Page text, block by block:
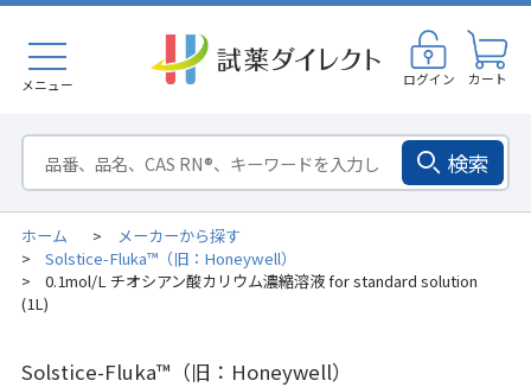
メニュー ログイン カート
検索
ホーム > メーカーから探す
> Solstice-Fluka™（旧：Honeywell）
>
0.1mol/L チオシアン酸カリウム濃縮溶液 for standard solution
(1L)
Solstice-Fluka™（旧：Honeywell）